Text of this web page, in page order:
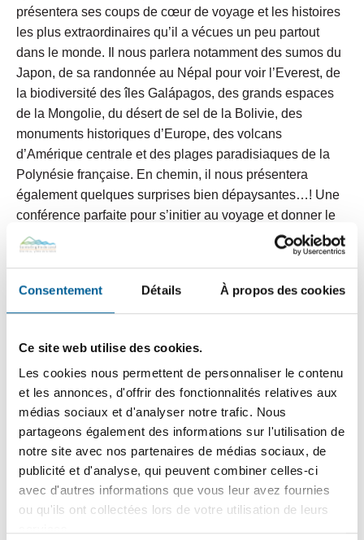
Consentement Détails À propos des cookies
Ce site web utilise des cookies.
Les cookies nous permettent de personnaliser le contenu
et les annonces, d'offrir des fonctionnalités relatives aux
médias sociaux et d'analyser notre trafic. Nous
partageons également des informations sur l'utilisation de
notre site avec nos partenaires de médias sociaux, de
publicité et d'analyse, qui peuvent combiner celles-ci
avec d'autres informations que vous leur avez fournies
ou qu'ils ont collectées lors de votre utilisation de leurs
présentera ses coups de cœur de voyage et les histoires
les plus extraordinaires qu’il a vécues un peu partout
dans le monde. Il nous parlera notamment des sumos du
Japon, de sa randonnée au Népal pour voir l’Everest, de
la biodiversité des îles Galápagos, des grands espaces
de la Mongolie, du désert de sel de la Bolivie, des
monuments historiques d’Europe, des volcans
d’Amérique centrale et des plages paradisiaques de la
Polynésie française. En chemin, il nous présentera
également quelques surprises bien dépaysantes…! Une
conférence parfaite pour s’initier au voyage et donner le
goût de partir à l’aventure!
Conférencier : Pierre-Luc Côté
2024)
Bâtiment municipal du Parc des Saphirs (175, rue
Kildare), salles 3-4
Gratuit
Inscription en lignevia le portail citoyen «Voilà!»à
partir de maintenant